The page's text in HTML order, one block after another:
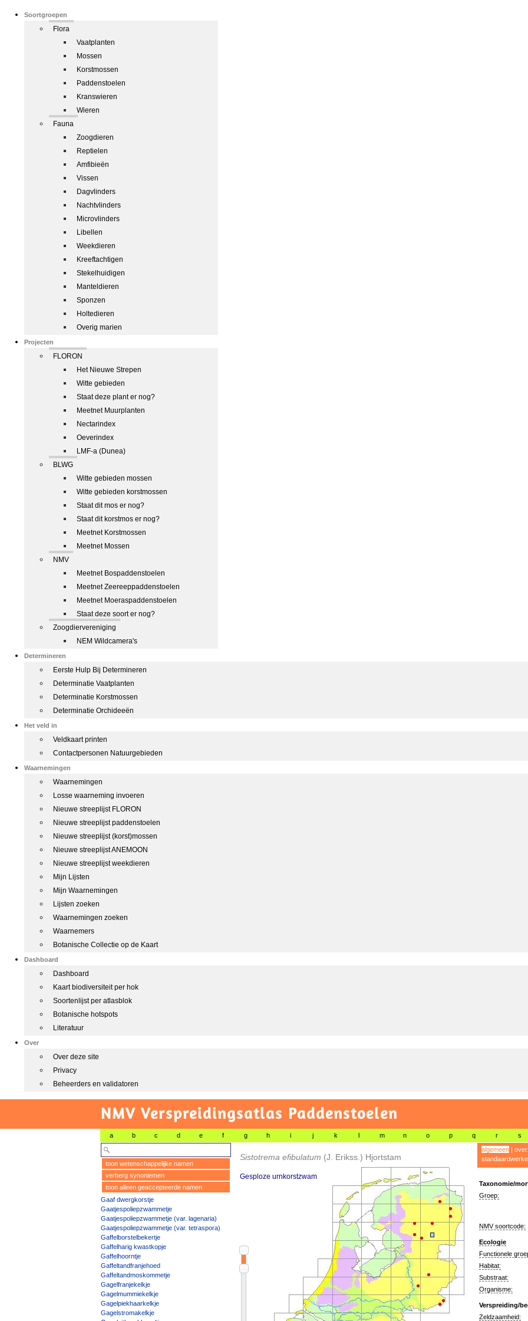
Soortgroepen
Flora
Vaatplanten
Mossen
Korstmossen
Paddenstoelen
Kranswieren
Wieren
Fauna
Zoogdieren
Reptielen
Amfibieën
Vissen
Dagvlinders
Nachtvlinders
Microvlinders
Libellen
Weekdieren
Kreeftachtigen
Stekelhuidigen
Manteldieren
Sponzen
Holtedieren
Overig marien
Projecten
FLORON
Het Nieuwe Strepen
Witte gebieden
Staat deze plant er nog?
Meetnet Muurplanten
Nectarindex
Oeverindex
LMF-a (Dunea)
BLWG
Witte gebieden mossen
Witte gebieden korstmossen
Staat dit mos er nog?
Staat dit korstmos er nog?
Meetnet Korstmossen
Meetnet Mossen
NMV
Meetnet Bospaddenstoelen
Meetnet Zeereeppaddenstoelen
Meetnet Moeraspaddenstoelen
Staat deze soort er nog?
Zoogdiervereniging
NEM Wildcamera's
Determineren
Eerste Hulp Bij Determineren
Determinatie Vaatplanten
Determinatie Korstmossen
Determinatie Orchideeën
Het veld in
Veldkaart printen
Contactpersonen Natuurgebieden
Waarnemingen
Waarnemingen
Losse waarneming invoeren
Nieuwe streeplijst FLORON
Nieuwe streeplijst paddenstoelen
Nieuwe streeplijst (korst)mossen
Nieuwe streeplijst ANEMOON
Nieuwe streeplijst weekdieren
Mijn Lijsten
Mijn Waarnemingen
Lijsten zoeken
Waarnemingen zoeken
Waarnemers
Botanische Collectie op de Kaart
Dashboard
Dashboard
Kaart biodiversiteit per hok
Soortenlijst per atlasblok
Botanische hotspots
Literatuur
Over
Over deze site
Privacy
Beheerders en validatoren
NMV Verspreidingsatlas Paddenstoelen
a b c d e f g h i j k l m n o p q r s
toon wetenschappelijke namen
verberg synoniemen
toon alleen geaccepteerde namen
Gaaf dwergkorstje
Gaatjespoliepzwammetje
Gaatjespoliepzwammetje (var. lagenaria)
Gaatjespoliepzwammetje (var. tetraspora)
Gaffelborstelbekertje
Gaffelharig kwastkopje
Gaffelhoorntje
Gaffeltandfranjehoed
Gaffeltandmoskommetje
Gagelfranjekelkje
Gagelmummiekelkje
Gagelpiekhaarkelkje
Gagelstromakelkje
Sistotrema efibulatum (J. Erikss.) Hjortstam
Gesploze urnkorstzwam
algemeen|
Taxonomie/
Groep:
NMV soortcode:
Ecologie
Functionele
Habitat:
Substraat:
Organisme:
Verspreiding/
Zeldzaamheid: